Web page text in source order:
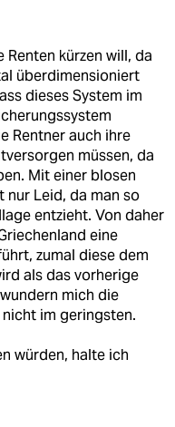
Renten kürzen will, da
überdimensioniert
dieses System im
Rentner auch ihre
müssen, da
Mit einer blosen
nur Leid, da man so
entzieht. Von daher
eine
zumal diese dem
als das vorherige
mich die
im geringsten.
würden, halte ich